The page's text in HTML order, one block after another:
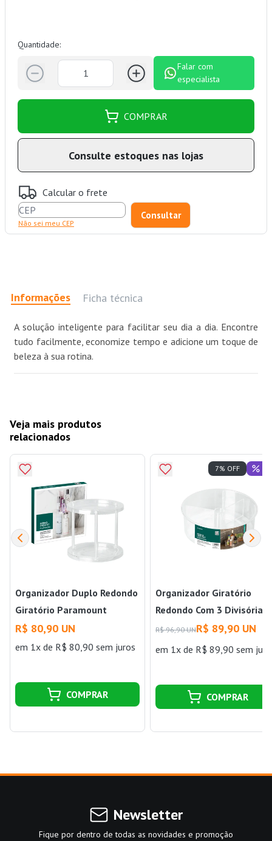
Quantidade:
Falar com
especialista
COMPRAR
Consulte estoques nas lojas
Calcular o frete
Não sei meu CEP
Informações Ficha técnica
A solução inteligente para facilitar seu dia a dia. Encontre
tudo facilmente, economize tempo e adicione um toque de
beleza à sua rotina.
Veja mais produtos
relacionados
Organizador Duplo Redondo
Giratório Paramount
R$ 80,90 UN
em 1x de R$ 80,90 sem juros
COMPRAR
Organizador Giratório
Redondo Com 3 Divisórias
Cristal Paramount
R$ 96,90 UNR$ 89,90 UN
em 1x de R$ 89,90 sem
7% OFF
COMPRAR
Newsletter
Fique por dentro de todas as novidades e promoção